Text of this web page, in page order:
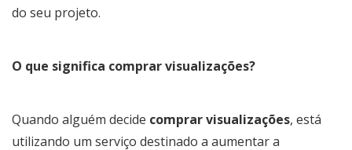
do seu projeto.
O que significa comprar visualizações?
Quando alguém decide comprar visualizações, está
utilizando um serviço destinado a aumentar a